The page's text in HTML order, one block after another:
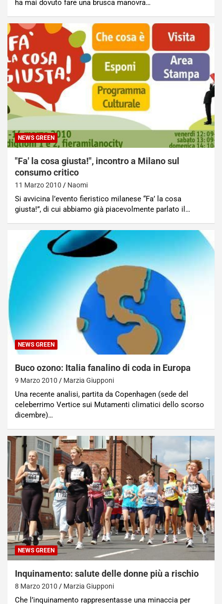
ha mai dovuto fare una brusca manovra…
NEWS GREEN
"Fa' la cosa giusta!", incontro a Milano sul
consumo critico
11 Marzo 2010 Naomi
Si avvicina l’evento fieristico milanese “Fa’ la cosa
giusta!”, di cui abbiamo già piacevolmente parlato il…
NEWS GREEN
Buco ozono: Italia fanalino di coda in Europa
9 Marzo 2010 Marzia Giupponi
Una recente analisi, partita da Copenhagen (sede del
celeberrimo Vertice sui Mutamenti climatici dello scorso
dicembre)…
NEWS GREEN
Inquinamento: salute delle donne più a rischio
8 Marzo 2010 Marzia Giupponi
Che l’inquinamento rappresentasse una minaccia per